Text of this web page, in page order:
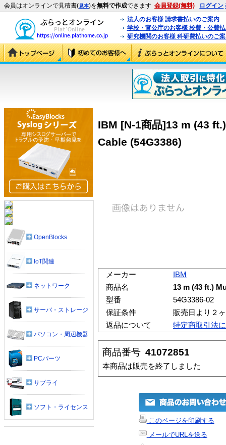
会員はオンラインで見積書(見本)を無料で作成できます 会員登録(無料) ログイン
法人のお客様 請求書払いのご案内
学校・官公庁のお客様 校費・公費
研究機関のお客様 科研費払いのご
IBM [N-1商品]13 m (43
Cable (54G3386)
メーカー
IBM
商品名
13 m (43 ft.)
型番
54G3386-02
保証条件
販売日より２
返品について
特定商取引法
商品番号 41072851
本商品は販売を終了しました
このページを印刷する
メールでURLを送る
OpenBlocks
IoT関連
ネットワーク
サーバ・ストレージ
パソコン・周辺機器
PCパーツ
サプライ
ソフト・ライセンス